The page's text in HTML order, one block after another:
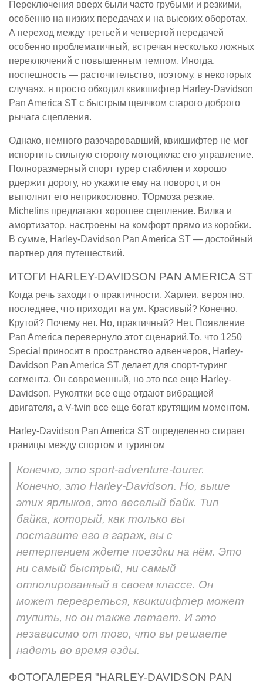
Переключения вверх были часто грубыми и резкими,
особенно на низких передачах и на высоких оборотах.
А переход между третьей и четвертой передачей
особенно проблематичный, встречая несколько ложных
переключений с повышенным темпом. Иногда,
поспешность — расточительство, поэтому, в некоторых
случаях, я просто обходил квикшифтер Harley-Davidson
Pan America ST с быстрым щелчком старого доброго
рычага сцепления.
Однако, немного разочаровавший, квикшифтер не мог
испортить сильную сторону мотоцикла: его управление.
Полноразмерный спорт турер стабилен и хорошо
рдержит дорогу, но укажите ему на поворот, и он
выполнит его неприкословно. ТОрмоза резкие,
Michelins предлагают хорошее сцепление. Вилка и
амортизатор, настроены на комфорт прямо из коробки.
В сумме, Harley-Davidson Pan America ST — достойный
партнер для путешествий.
ИТОГИ HARLEY-DAVIDSON PAN AMERICA ST
Когда речь заходит о практичности, Харлеи, вероятно,
последнее, что приходит на ум. Красивый? Конечно.
Крутой? Почему нет. Но, практичный? Нет. Появление
Pan America перевернуло этот сценарий.То, что 1250
Special приносит в пространство адвенчеров, Harley-
Davidson Pan America ST делает для спорт-туринг
сегмента. Он современный, но это все еще Harley-
Davidson. Рукоятки все еще отдают вибрацией
двигателя, а V-twin все еще богат крутящим моментом.
Harley-Davidson Pan America ST определенно стирает
границы между спортом и турингом
Конечно, это sport-adventure-tourer.
Конечно, это Harley-Davidson. Но, выше
этих ярлыков, это веселый байк. Тип
байка, который, как только вы
поставите его в гараж, вы с
нетерпением ждете поездки на нём. Это
ни самый быстрый, ни самый
отполированный в своем классе. Он
может перегреться, квикшифтер может
тупить, но он также летает. И это
независимо от того, что вы решаете
надеть во время езды.
ФОТОГАЛЕРЕЯ "HARLEY-DAVIDSON PAN